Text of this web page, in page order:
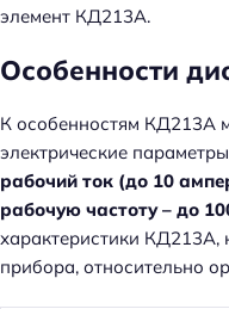
элемент КД213А.
Особенности
К особенностям КД213А
электрические
рабочий ток (до 10
рабочую частоту – до
характеристики КД213А,
прибора, относительно